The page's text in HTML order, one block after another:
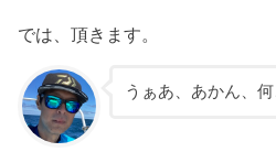
では、頂きます。
うぁあ、あかん、